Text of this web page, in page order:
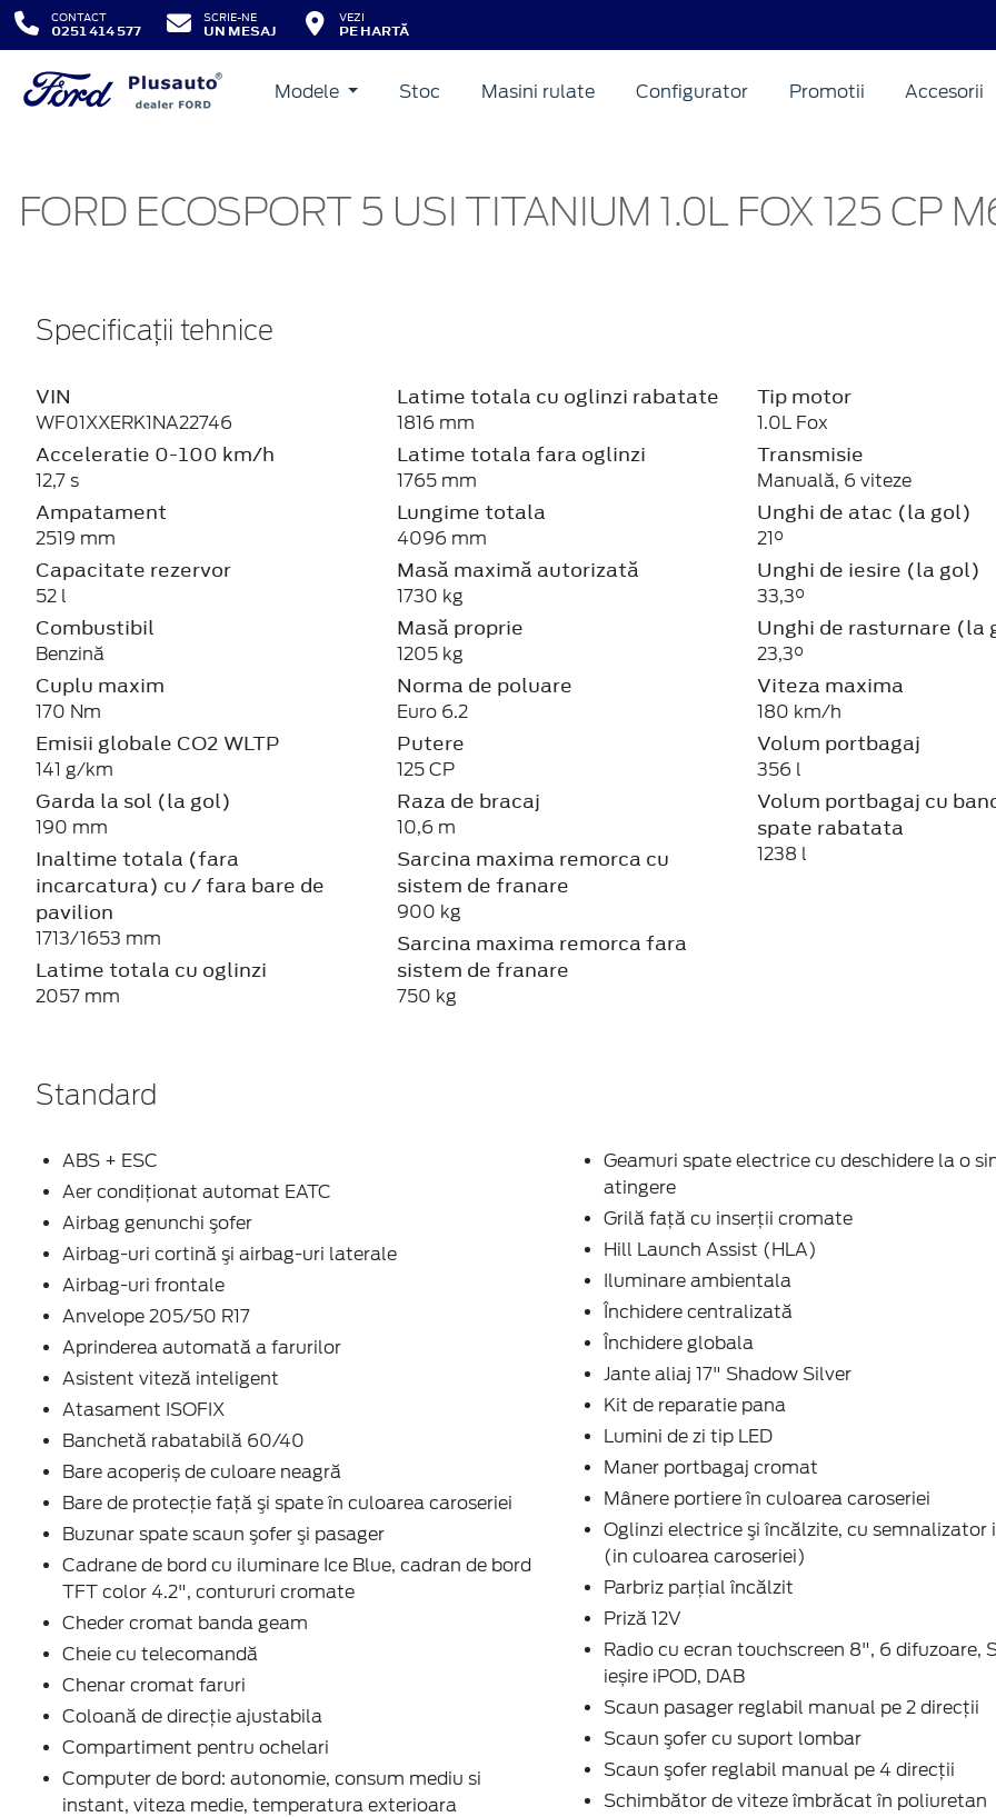
CONTACT
0251 414 577
SCRIE-NE
UN MESAJ
VEZI
PE HARTĂ
Modele Stoc Masini rulate Configurator Promotii Accesorii
FORD ECOSPORT 5 USI TITANIUM 1.0L FOX 125 CP
Specificații tehnice
VIN
WF01XXERK1NA22746
Acceleratie 0-100 km/h
12,7 s
Ampatament
2519 mm
Capacitate rezervor
52 l
Combustibil
Benzină
Cuplu maxim
170 Nm
Emisii globale CO2 WLTP
141 g/km
Garda la sol (la gol)
190 mm
Inaltime totala (fara
incarcatura) cu / fara bare de
pavilion
1713/1653 mm
Latime totala cu oglinzi
2057 mm
Latime totala cu oglinzi rabatate
1816 mm
Latime totala fara oglinzi
1765 mm
Lungime totala
4096 mm
Masă maximă autorizată
1730 kg
Masă proprie
1205 kg
Norma de poluare
Euro 6.2
Putere
125 CP
Raza de bracaj
10,6 m
Sarcina maxima remorca cu
sistem de franare
900 kg
Sarcina maxima remorca fara
sistem de franare
750 kg
Tip motor
1.0L Fox
Transmisie
Manuală, 6 viteze
Unghi de atac (la gol)
21°
Unghi de iesire (la gol)
33,3°
Unghi de rasturnare (la
23,3°
Viteza maxima
180 km/h
Volum portbagaj
356 l
Volum portbagaj cu
spate rabatata
1238 l
Standard
ABS + ESC
Aer condiţionat automat EATC
Airbag genunchi şofer
Airbag-uri cortină şi airbag-uri laterale
Airbag-uri frontale
Anvelope 205/50 R17
Aprinderea automată a farurilor
Asistent viteză inteligent
Atasament ISOFIX
Banchetă rabatabilă 60/40
Bare acoperiș de culoare neagră
Bare de protecţie faţă şi spate în culoarea caroseriei
Buzunar spate scaun şofer şi pasager
Cadrane de bord cu iluminare Ice Blue, cadran de bord
TFT color 4.2", contururi cromate
Cheder cromat banda geam
Cheie cu telecomandă
Chenar cromat faruri
Coloană de direcţie ajustabila
Compartiment pentru ochelari
Computer de bord: autonomie, consum mediu si
instant, viteza medie, temperatura exterioara
Geamuri spate electrice cu deschidere la o
atingere
Grilă faţă cu inserţii cromate
Hill Launch Assist (HLA)
Iluminare ambientala
Închidere centralizată
Închidere globala
Jante aliaj 17" Shadow Silver
Kit de reparatie pana
Lumini de zi tip LED
Maner portbagaj cromat
Mânere portiere în culoarea caroseriei
Oglinzi electrice şi încălzite, cu semnalizator
(in culoarea caroseriei)
Parbriz parţial încălzit
Priză 12V
Radio cu ecran touchscreen 8", 6 difuzoare,
ieșire iPOD, DAB
Scaun pasager reglabil manual pe 2 direcţii
Scaun şofer cu suport lombar
Scaun şofer reglabil manual pe 4 direcţii
Schimbător de viteze îmbrăcat în poliuretan